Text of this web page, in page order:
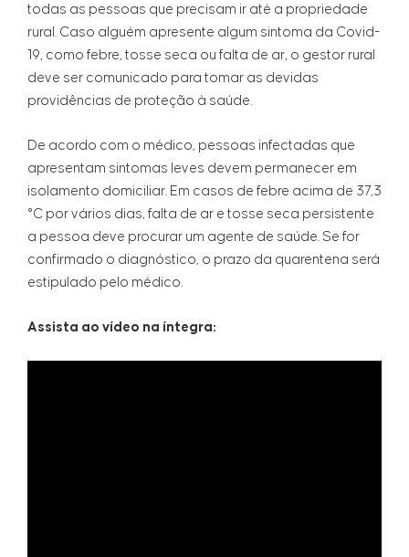
todas as pessoas que precisam ir até a propriedade
rural. Caso alguém apresente algum sintoma da Covid-
19, como febre, tosse seca ou falta de ar, o gestor rural
deve ser comunicado para tomar as devidas
providências de proteção à saúde.
De acordo com o médico, pessoas infectadas que
apresentam sintomas leves devem permanecer em
isolamento domiciliar. Em casos de febre acima de 37,3
°C por vários dias, falta de ar e tosse seca persistente
a pessoa deve procurar um agente de saúde. Se for
confirmado o diagnóstico, o prazo da quarentena será
estipulado pelo médico.
Assista ao vídeo na íntegra: